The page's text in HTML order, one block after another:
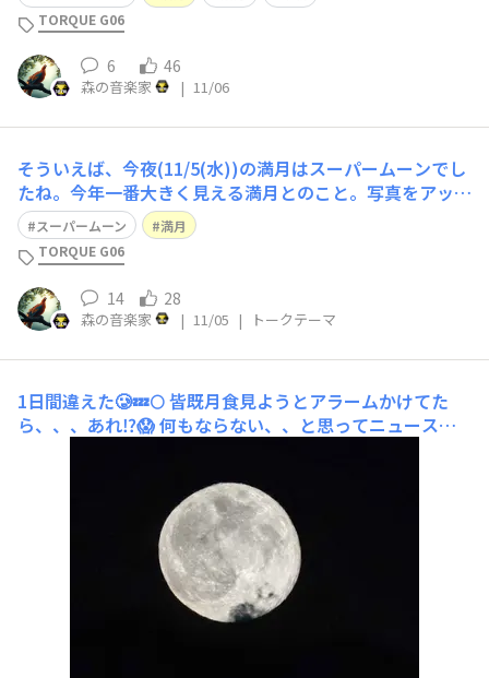
TORQUE G06
6 46
森の音楽家 | 11/06
そういえば、今夜(11/5(水))の満月はスーパームーンでし
たね。今年一番大きく見える満月とのこと。写真をアップ
されている方もおられますが、当方のいる場所からも雲に
隠れることなくよく見えています。みなさんは、スーパー
ムーン楽しんでいますか、 さて、当方はこれまでなかな
かうまくキレイに撮影できたこと
スーパームーン
満月
TORQUE G06
14 28
森の音楽家 | 11/05 | トークテーマ
1日間違えた🥲💤🌕️皆既月食見ようとアラームかけてた
ら、、、あれ⁉️😱 何もならない、、と思ってニュース見
👍 もうすぐ朝なのでどうしよう、、、 二